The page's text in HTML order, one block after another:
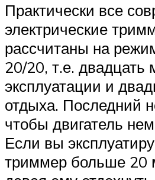
Практически все
электрические
рассчитаны на
20/20, т.е. двадцать
эксплуатации и
отдыха. Последний
чтобы двигатель
Если вы
триммер больше 20